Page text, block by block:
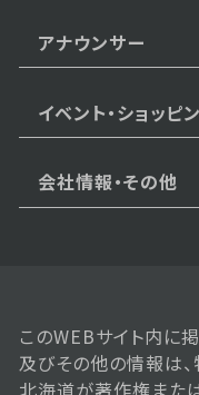
アナウンサー
イベント・ショッピ
会社情報・その他
このWEBサイト内に
及びその他の情報は
北海道が著作権また